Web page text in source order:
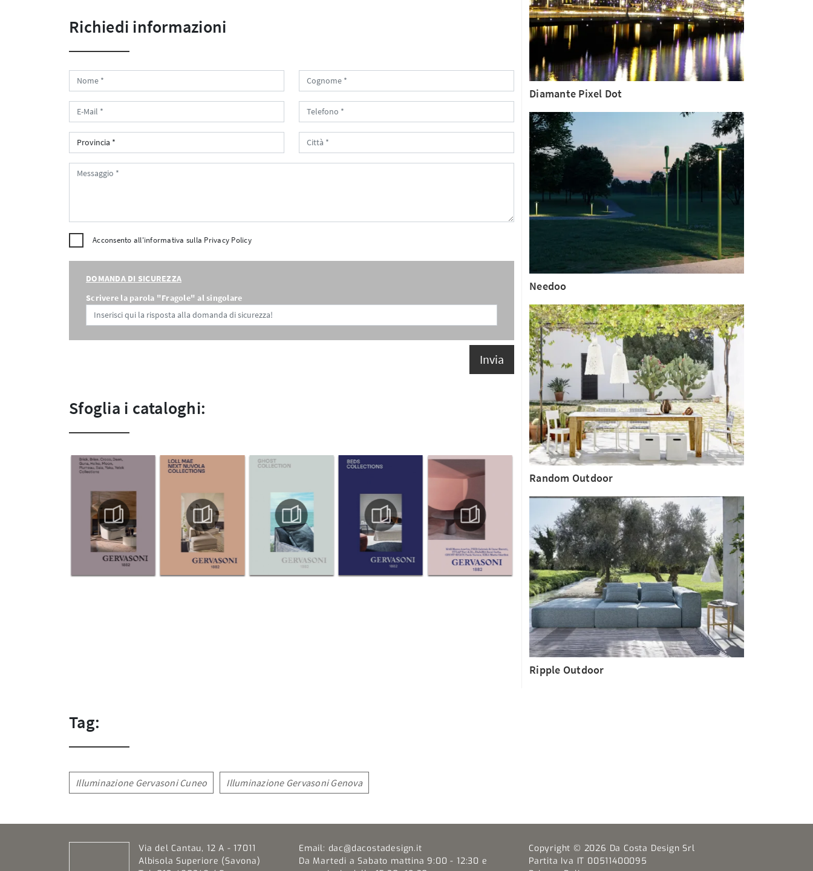
Richiedi informazioni
Acconsento all'informativa sulla Privacy Policy
DOMANDA DI SICUREZZA
Scrivere la parola "Fragole" al singolare
Invia
Sfoglia i cataloghi:
Diamante Pixel Dot
Needoo
Random Outdoor
Ripple Outdoor
Tag:
Illuminazione Gervasoni Cuneo Illuminazione Gervasoni Genova
Via del Cantau, 12 A - 17011
Albisola Superiore (Savona)
Email: dac@dacostadesign.it
Da Martedi a Sabato mattina 9:00 - 12:30 e
Copyright © 2026 Da Costa Design Srl
Partita Iva IT 00511400095